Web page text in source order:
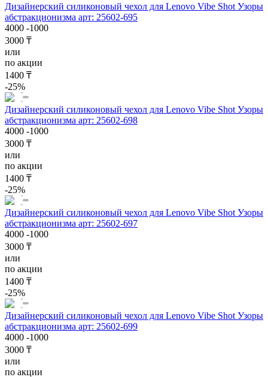
Дизайнерский силиконовый чехол для Lenovo Vibe Shot Узоры
абстракционизма арт: 25602-695
4000 -1000
3000 ₸
или
по акции
1400 ₸
-25%
Дизайнерский силиконовый чехол для Lenovo Vibe Shot Узоры
абстракционизма арт: 25602-698
4000 -1000
3000 ₸
или
по акции
1400 ₸
-25%
Дизайнерский силиконовый чехол для Lenovo Vibe Shot Узоры
абстракционизма арт: 25602-697
4000 -1000
3000 ₸
или
по акции
1400 ₸
-25%
Дизайнерский силиконовый чехол для Lenovo Vibe Shot Узоры
абстракционизма арт: 25602-699
4000 -1000
3000 ₸
или
по акции